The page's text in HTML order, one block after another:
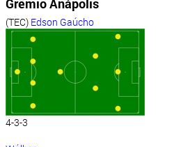
Grêmio Anápolis
(TEC) Edson Gaúcho
4-3-3